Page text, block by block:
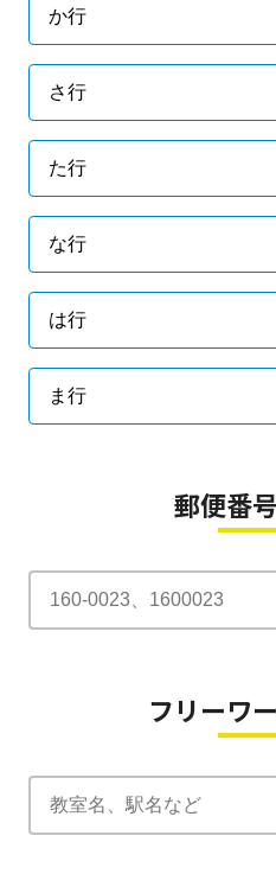
か行
さ行
た行
な行
は行
ま行
郵便番
フリーワ